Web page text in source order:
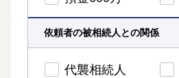
依頼者の被相続人との関係
代襲相続人